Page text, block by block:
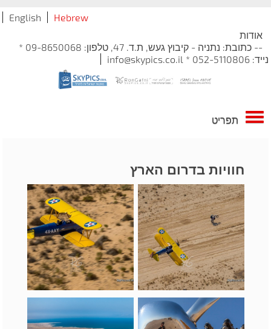
Hebrew
English
אודות
-- כתובת: נתניה - קיבוץ געש, ת.ד. 47, טלפון: 09-8650068 *
נייד: 052-5110806 * info@skypics.co.il
תפריט
חוויות בדרום הארץ
מי יגיע ראשון ???